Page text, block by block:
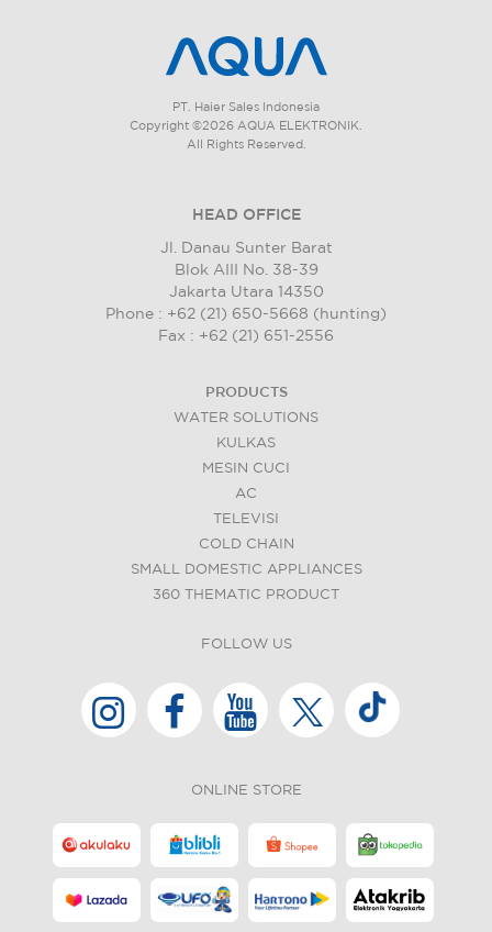
PT. Haier Sales Indonesia
Copyright ©2026 AQUA ELEKTRONIK.
All Rights Reserved.
HEAD OFFICE
Jl. Danau Sunter Barat
Blok AIII No. 38-39
Jakarta Utara 14350
Phone : +62 (21) 650-5668 (hunting)
Fax : +62 (21) 651-2556
PRODUCTS
WATER SOLUTIONS
KULKAS
MESIN CUCI
AC
TELEVISI
COLD CHAIN
SMALL DOMESTIC APPLIANCES
360 THEMATIC PRODUCT
FOLLOW US
ONLINE STORE